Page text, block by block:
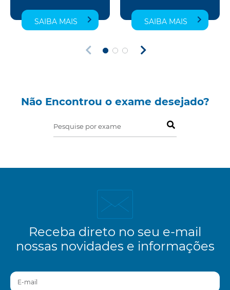
SAIBA MAIS SAIBA MAIS
Não Encontrou o exame desejado?
Pesquise por exame
Receba direto no seu e-mail
nossas novidades e informações
E-mail